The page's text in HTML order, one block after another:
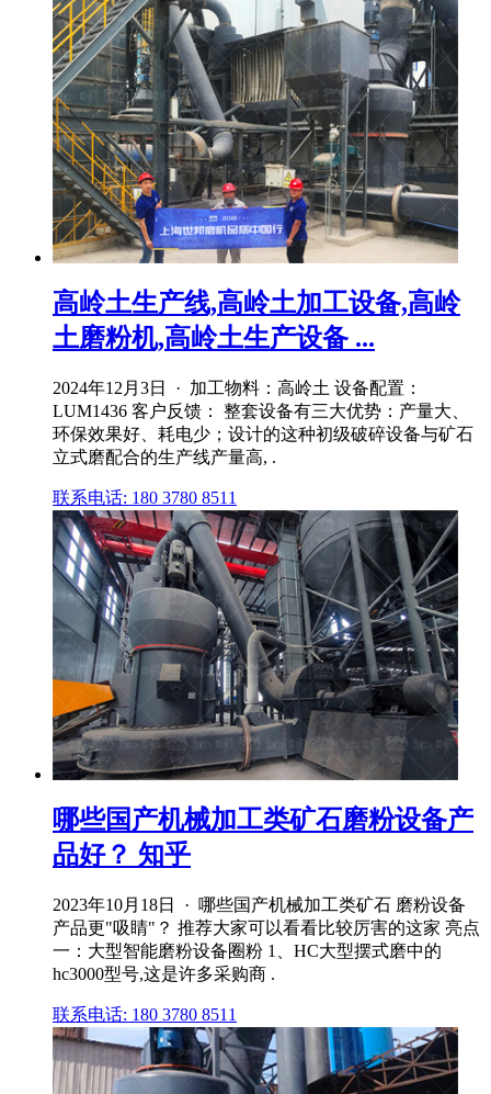
高岭土生产线,高岭土加工设备,高岭
土磨粉机,高岭土生产设备 ...
2024年12月3日 · 加工物料：高岭土 设备配置：
LUM1436 客户反馈： 整套设备有三大优势：产量大、
环保效果好、耗电少；设计的这种初级破碎设备与矿石
立式磨配合的生产线产量高, .
联系电话: 180 3780 8511
哪些国产机械加工类矿石磨粉设备产
品好？ 知乎
2023年10月18日 · 哪些国产机械加工类矿石 磨粉设备
产品更"吸睛"？ 推荐大家可以看看比较厉害的这家 亮点
一：大型智能磨粉设备圈粉 1、HC大型摆式磨中的
hc3000型号,这是许多采购商 .
联系电话: 180 3780 8511